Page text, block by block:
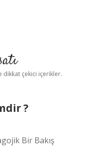
dikkat çekici içerikler.
?
Bir Bakış